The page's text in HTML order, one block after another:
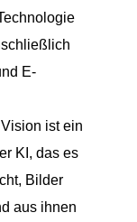
E-
ist ein
KI, das es
Bilder
aus ihnen